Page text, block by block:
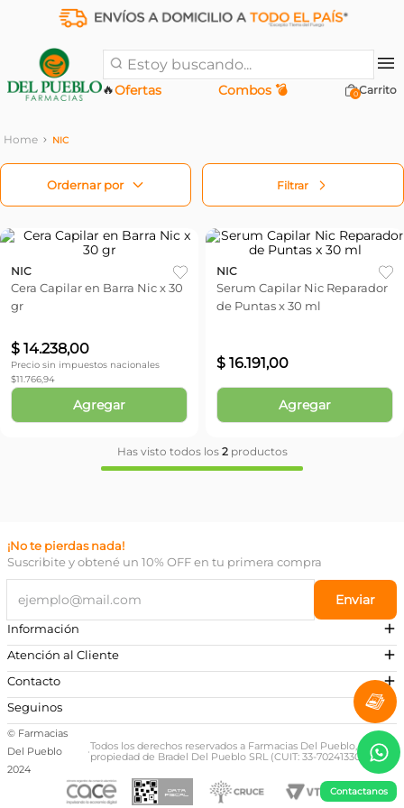
Estoy buscando...
Ofertas
🔥 Combos 💣 0
Contactanos
NIC
Filtrar
NIC
Cera Capilar en Barra Nic x 30
gr
$ 14.238,00
Precio sin impuestos nacionales
$11.766,94
Agregar
NIC
Serum Capilar Nic Reparador
de Puntas x 30 ml
$ 16.191,00
Agregar
Has visto todos los 2productos
¡No te pierdas nada!
Suscribite y obtené un 10% OFF en tu primera compra
Enviar
Información
Atención al Cliente
Contacto
¿Necesitás ayuda?
Preguntas Frecuentes
Escribinos a nuestro Whatsapp
+54 381 581-0674
Seguinos
© Farmacias
Del Pueblo
2024
·Todos los derechos reservados a Farmacias Del Pueblo,
propiedad de Bradel Del Pueblo SRL (CUIT: 33-70241330-9)